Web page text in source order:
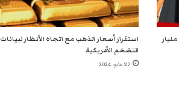
فوز ترامب يمنح أغنى 10 أشخاص في العالم 63.5 مليار
استقرار أسعار الذهب مع اتجاه الأنظار لبيانات
التضخم الأمريكية
27 مايو، 2024